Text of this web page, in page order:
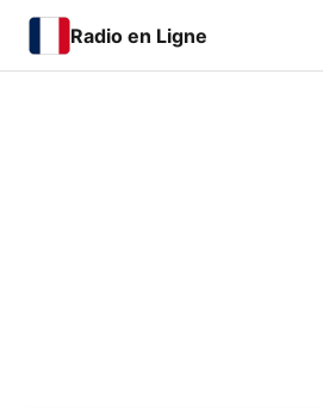
Radio en Ligne